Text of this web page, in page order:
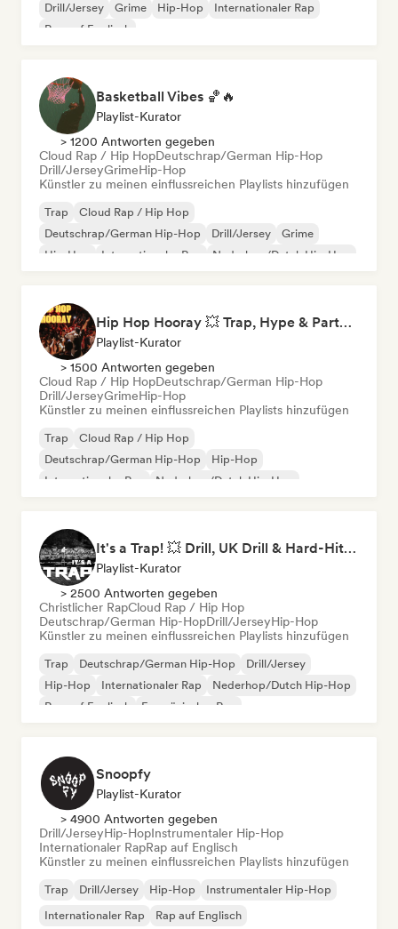
Drill/Jersey
Grime Hip-Hop
Internationaler Rap
Rap auf Englisch
Basketball Vibes 🏀🔥
Playlist-Kurator
> 1200 Antworten gegeben
Cloud Rap / Hip HopDeutschrap/German Hip-Hop
Drill/JerseyGrimeHip-Hop
Künstler zu meinen einflussreichen Playlists hinzufügen
Trap
Cloud Rap / Hip Hop
Deutschrap/German Hip-Hop
Drill/Jersey
Grime
Hip-Hop
Internationaler Rap Nederhop/Dutch Hip-Hop
Hip Hop Hooray 💥 Trap, Hype & Party Rap Bangers
Playlist-Kurator
> 1500 Antworten gegeben
Cloud Rap / Hip HopDeutschrap/German Hip-Hop
Drill/JerseyGrimeHip-Hop
Künstler zu meinen einflussreichen Playlists hinzufügen
Trap
Cloud Rap / Hip Hop
Deutschrap/German Hip-Hop
Hip-Hop
Internationaler Rap
Nederhop/Dutch Hip-Hop
It's a Trap! 💥 Drill, UK Drill & Hard-Hitting Trap
Playlist-Kurator
> 2500 Antworten gegeben
Christlicher RapCloud Rap / Hip Hop
Deutschrap/German Hip-HopDrill/JerseyHip-Hop
Künstler zu meinen einflussreichen Playlists hinzufügen
Trap Deutschrap/German Hip-Hop
Drill/Jersey
Hip-Hop
Internationaler Rap
Nederhop/Dutch Hip-Hop
Rap auf Englisch
Französischer Rap
Snoopfy
Playlist-Kurator
> 4900 Antworten gegeben
Drill/JerseyHip-HopInstrumentaler Hip-Hop
Internationaler RapRap auf Englisch
Künstler zu meinen einflussreichen Playlists hinzufügen
Trap Drill/Jersey Hip-Hop
Instrumentaler Hip-Hop
Internationaler Rap
Rap auf Englisch